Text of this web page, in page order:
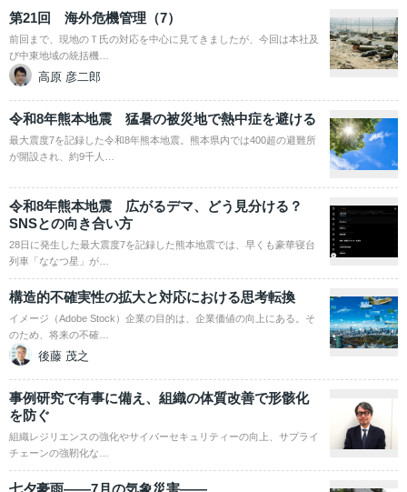
第21回 海外危機管理（7）
前回まで、現地のＴ氏の対応を中心に見てきましたが、今回は本社及
び中東地域の統括機…
高原 彦二郎
令和8年熊本地震 猛暑の被災地で熱中症を避ける
最大震度7を記録した令和8年熊本地震。熊本県内では400超の避難所
が開設され、約9千人…
令和8年熊本地震 広がるデマ、どう見分ける？
SNSとの向き合い方
28日に発生した最大震度7を記録した熊本地震では、早くも豪華寝台
列車「ななつ星」が…
構造的不確実性の拡大と対応における思考転換
イメージ（Adobe Stock）企業の目的は、企業価値の向上にある。そ
のため、将来の不確…
後藤 茂之
事例研究で有事に備え、組織の体質改善で形骸化
を防ぐ
組織レジリエンスの強化やサイバーセキュリティーの向上、サプライ
チェーンの強靭化な…
七夕豪雨――7月の気象災害――